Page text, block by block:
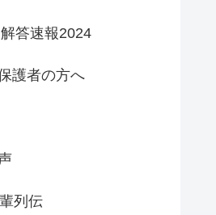
答速報2024
護者の方へ
列伝